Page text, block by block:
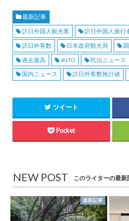
最新記事
訪日外国人観光客
訪日外国人旅行
訪日外客数
日本政府観光局
過去最高
JNTO 民泊ニュース
国内ニュース
訪日外客数推計値
ツイート
Pocket
NEW POST このライターの最新
最新記事